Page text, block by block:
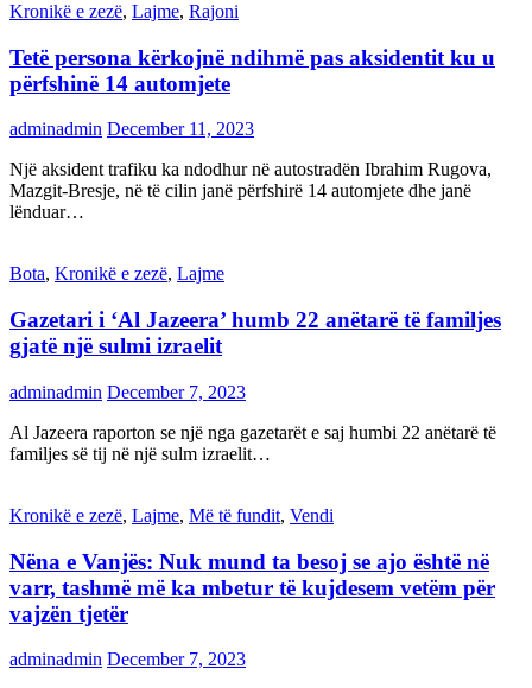
Kronikë e zezë, Lajme, Rajoni
Tetë persona kërkojnë ndihmë pas aksidentit ku u
përfshinë 14 automjete
adminadmin December 11, 2023
Një aksident trafiku ka ndodhur në autostradën Ibrahim Rugova,
Mazgit-Bresje, në të cilin janë përfshirë 14 automjete dhe janë
lënduar…
Bota, Kronikë e zezë, Lajme
Gazetari i ‘Al Jazeera’ humb 22 anëtarë të familjes
gjatë një sulmi izraelit
adminadmin December 7, 2023
Al Jazeera raporton se një nga gazetarët e saj humbi 22 anëtarë të
familjes së tij në një sulm izraelit…
Kronikë e zezë, Lajme, Më të fundit, Vendi
Nëna e Vanjës: Nuk mund ta besoj se ajo është në
varr, tashmë më ka mbetur të kujdesem vetëm për
vajzën tjetër
adminadmin December 7, 2023